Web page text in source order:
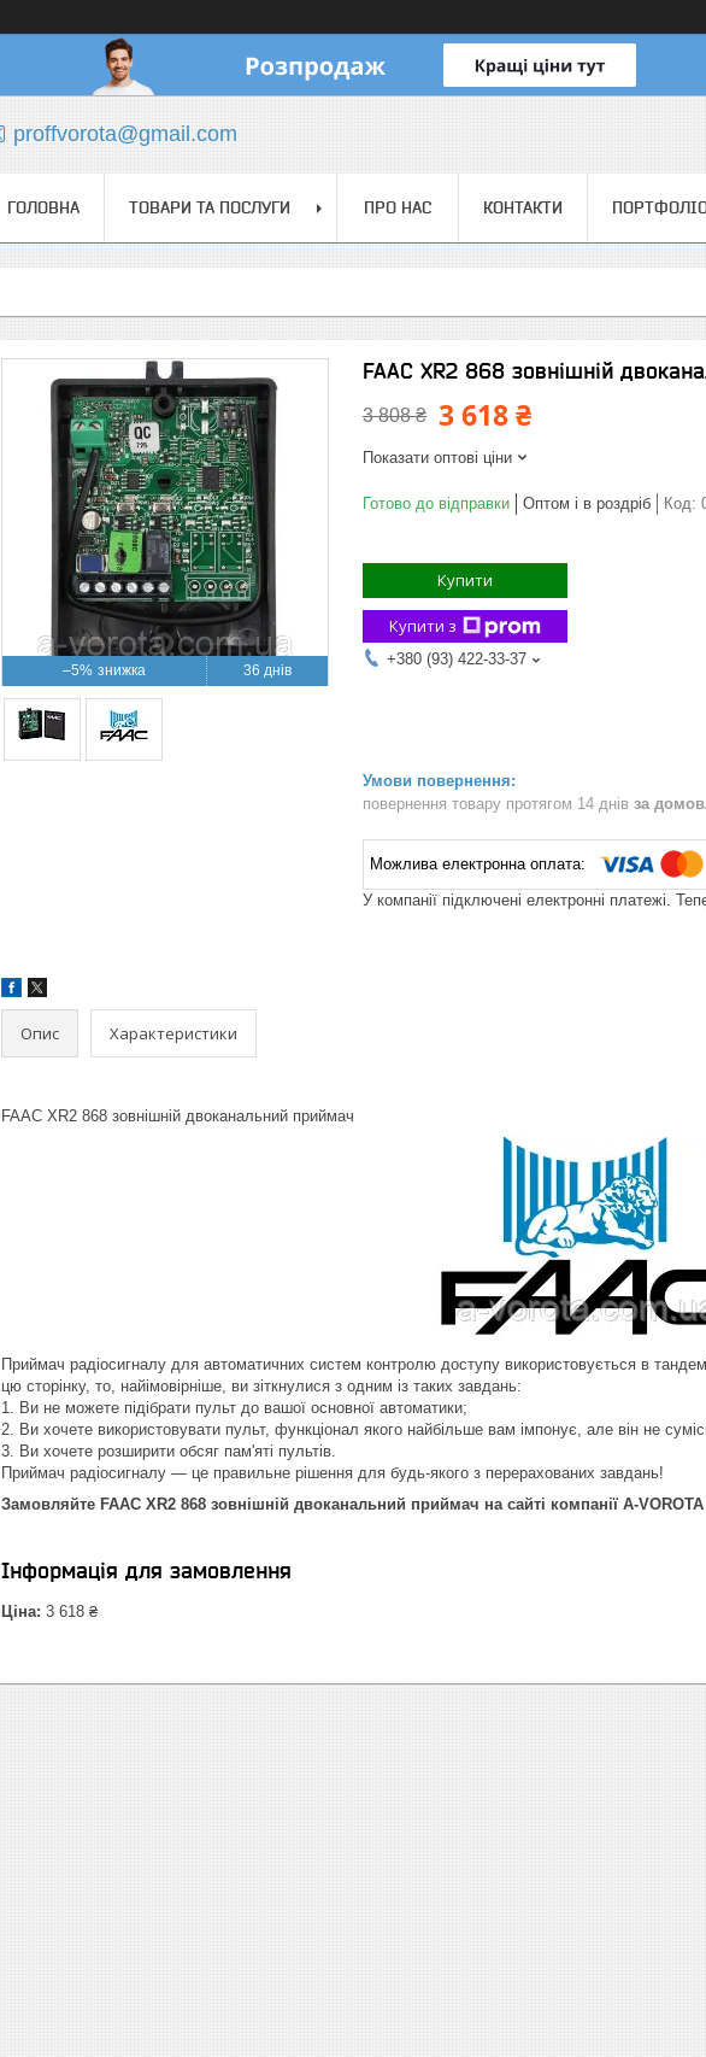
proffvorota@gmail.com
ГОЛОВНА ТОВАРИ ТА ПОСЛУГИ ПРО НАС КОНТАКТИ
–5% 36 днів
FAAC XR2 868 зовнішній
3 808 ₴ 3 618 ₴
Показати оптові ціни
Готово до відправки Оптом і в роздріб Код:
Купити
Купити з
+380 (93) 422-33-37
повернення товару протягом 14 днів за
У компанії підключені електронні платежі.
Опис Характеристики
FAAC XR2 868 зовнішній двоканальний приймач
Приймач радіосигналу для автоматичних систем контролю доступу використовується в
цю сторінку, то, найімовірніше, ви зіткнулися з одним із таких завдань:
1. Ви не можете підібрати пульт до вашої основної автоматики;
2. Ви хочете використовувати пульт, функціонал якого найбільше вам імпонує, але він не
3. Ви хочете розширити обсяг пам'яті пультів.
Приймач радіосигналу — це правильне рішення для будь-якого з перерахованих завдань!
Замовляйте FAAC XR2 868 зовнішній двоканальний приймач на сайті компанії A-VOROTA
Інформація для замовлення
Ціна: 3 618 ₴